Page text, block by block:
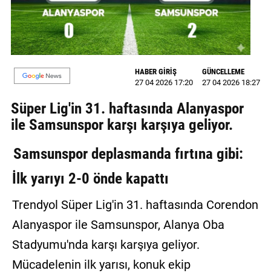
MAGAZİN
GALERİ
VİDEO
YAZARLAR
BİZE
Künye
İletişim
Gizlilik
Politikası
HABER GİRİŞ
27 04 2026 17:20
GÜNCELLEME
27 04 2026 18:27
Süper Lig'in 31. haftasında Alanyaspor
ile Samsunspor karşı karşıya geliyor.
Samsunspor deplasmanda fırtına gibi:
İlk yarıyı 2-0 önde kapattı
Trendyol Süper Lig'in 31. haftasında Corendon
Alanyaspor ile Samsunspor, Alanya Oba
Stadyumu'nda karşı karşıya geliyor.
Mücadelenin ilk yarısı, konuk ekip